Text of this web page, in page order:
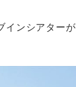
インシアターが